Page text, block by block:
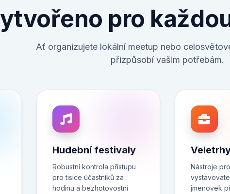
pro
Ať organizujete lokální meetup nebo
přizpůsobí vašim potřebám.
Hudební festivaly
Robustní kontrola přístupu
pro tisíce účastníků za
hodinu a bezhotovostní
Nástroje
jmenovek